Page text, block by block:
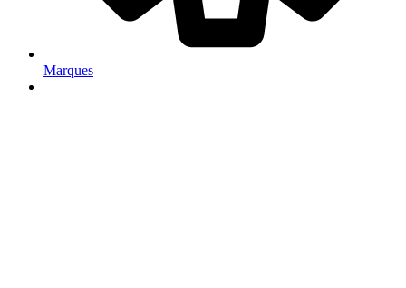
Marques